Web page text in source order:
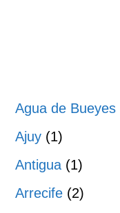
Agua de Bueyes
Ajuy (1)
Antigua (1)
Arrecife (2)